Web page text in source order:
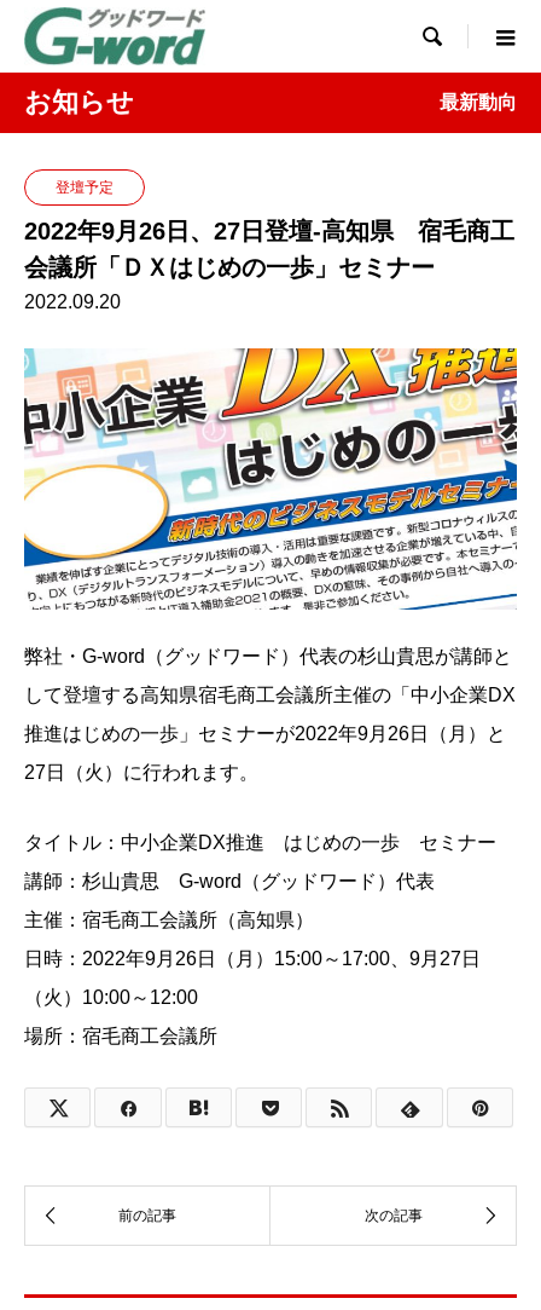

お知らせ 最新動向
登壇予定
2022年9月26日、27日登壇-高知県 宿毛商工
会議所「ＤＸはじめの一歩」セミナー
2022.09.20
弊社・G-word（グッドワード）代表の杉山貴思が講師と
して登壇する高知県宿毛商工会議所主催の「中小企業DX
推進はじめの一歩」セミナーが2022年9月26日（月）と
27日（火）に行われます。
タイトル：中小企業DX推進 はじめの一歩 セミナー
講師：杉山貴思 G-word（グッドワード）代表
主催：宿毛商工会議所（高知県）
日時：2022年9月26日（月）15:00～17:00、9月27日
（火）10:00～12:00
場所：宿毛商工会議所